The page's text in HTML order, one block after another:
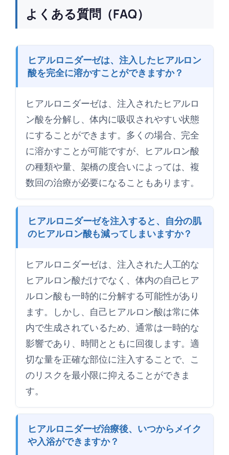
よくある質問（FAQ）
ヒアルロニダーゼは、注入したヒアルロン
酸を完全に溶かすことができますか？
ヒアルロニダーゼは、注入されたヒアルロ
ン酸を分解し、体内に吸収されやすい状態
にすることができます。多くの場合、完全
に溶かすことが可能ですが、ヒアルロン酸
の種類や量、架橋の度合いによっては、複
数回の治療が必要になることもあります。
ヒアルロニダーゼを注入すると、自分の肌
のヒアルロン酸も減ってしまいますか？
ヒアルロニダーゼは、注入された人工的な
ヒアルロン酸だけでなく、体内の自己ヒア
ルロン酸も一時的に分解する可能性があり
ます。しかし、自己ヒアルロン酸は常に体
内で生成されているため、通常は一時的な
影響であり、時間とともに回復します。適
切な量を正確な部位に注入することで、こ
のリスクを最小限に抑えることができま
す。
ヒアルロニダーゼ治療後、いつからメイク
や入浴ができますか？